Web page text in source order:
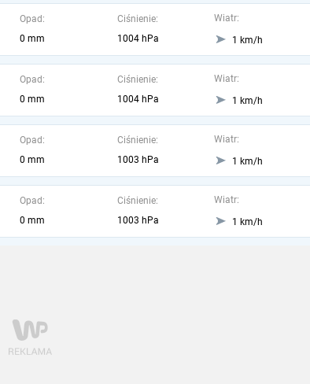
Opad:
0 mm
Ciśnienie:
1004 hPa
Wiatr:
1 km/h
Opad:
0 mm
Ciśnienie:
1004 hPa
Wiatr:
1 km/h
Opad:
0 mm
Ciśnienie:
1003 hPa
Wiatr:
1 km/h
Opad:
0 mm
Ciśnienie:
1003 hPa
Wiatr:
1 km/h